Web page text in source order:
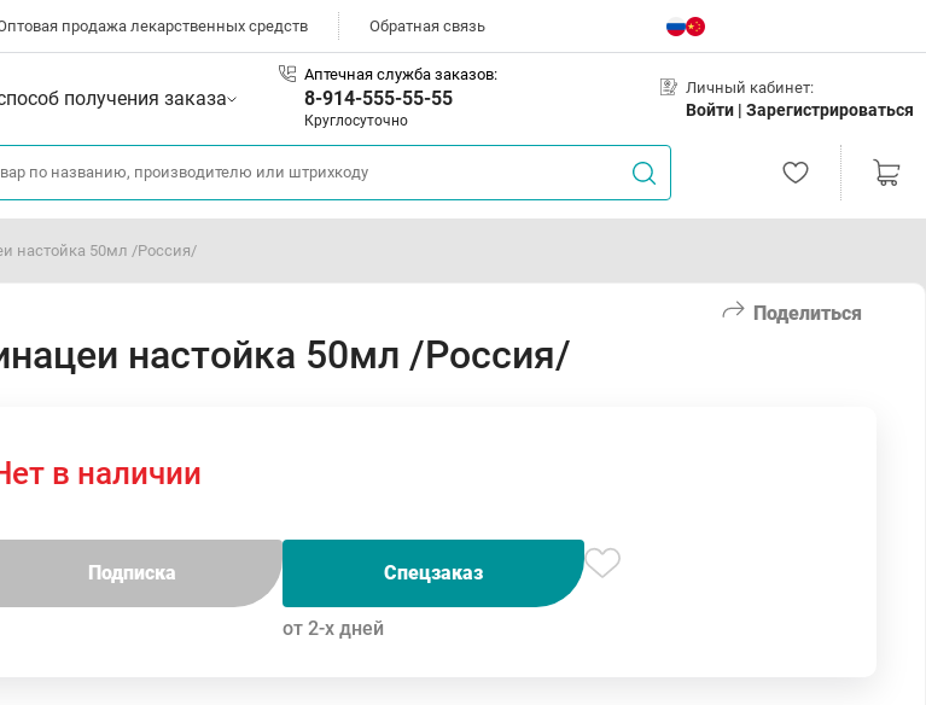
продажа лекарственных средств Обратная связь
получения заказа
Аптечная служба заказов:
8-914-555-55-55
Круглосуточно
Личный кабинет:
Войти | Зарегистрироваться
настойка 50мл /Россия/
Поделиться
настойка 50мл /Россия/
в наличии
Подписка Спецзаказ
от 2-х дней